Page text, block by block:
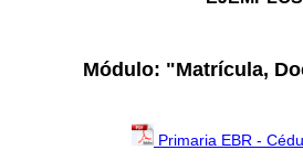
Módulo: "Matrícula,
Primaria EBR -